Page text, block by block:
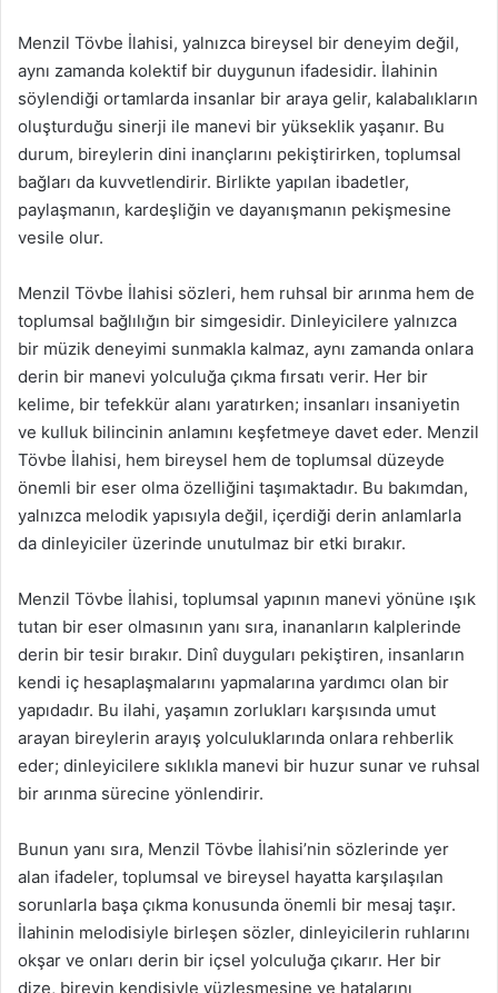
Menzil Tövbe İlahisi, yalnızca bireysel bir deneyim değil,
aynı zamanda kolektif bir duygunun ifadesidir. İlahinin
söylendiği ortamlarda insanlar bir araya gelir, kalabalıkların
oluşturduğu sinerji ile manevi bir yükseklik yaşanır. Bu
durum, bireylerin dini inançlarını pekiştirirken, toplumsal
bağları da kuvvetlendirir. Birlikte yapılan ibadetler,
paylaşmanın, kardeşliğin ve dayanışmanın pekişmesine
vesile olur.
Menzil Tövbe İlahisi sözleri, hem ruhsal bir arınma hem de
toplumsal bağlılığın bir simgesidir. Dinleyicilere yalnızca
bir müzik deneyimi sunmakla kalmaz, aynı zamanda onlara
derin bir manevi yolculuğa çıkma fırsatı verir. Her bir
kelime, bir tefekkür alanı yaratırken; insanları insaniyetin
ve kulluk bilincinin anlamını keşfetmeye davet eder. Menzil
Tövbe İlahisi, hem bireysel hem de toplumsal düzeyde
önemli bir eser olma özelliğini taşımaktadır. Bu bakımdan,
yalnızca melodik yapısıyla değil, içerdiği derin anlamlarla
da dinleyiciler üzerinde unutulmaz bir etki bırakır.
Menzil Tövbe İlahisi, toplumsal yapının manevi yönüne ışık
tutan bir eser olmasının yanı sıra, inananların kalplerinde
derin bir tesir bırakır. Dinî duyguları pekiştiren, insanların
kendi iç hesaplaşmalarını yapmalarına yardımcı olan bir
yapıdadır. Bu ilahi, yaşamın zorlukları karşısında umut
arayan bireylerin arayış yolculuklarında onlara rehberlik
eder; dinleyicilere sıklıkla manevi bir huzur sunar ve ruhsal
bir arınma sürecine yönlendirir.
Bunun yanı sıra, Menzil Tövbe İlahisi’nin sözlerinde yer
alan ifadeler, toplumsal ve bireysel hayatta karşılaşılan
sorunlarla başa çıkma konusunda önemli bir mesaj taşır.
İlahinin melodisiyle birleşen sözler, dinleyicilerin ruhlarını
okşar ve onları derin bir içsel yolculuğa çıkarır. Her bir
dize, bireyin kendisiyle yüzleşmesine ve hatalarını